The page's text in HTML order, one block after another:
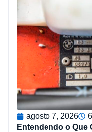
agosto 7, 2026
Entendendo o Que